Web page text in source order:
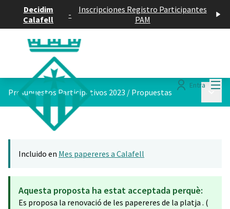
Decidim
Calafell
-
Inscripciones Registro Participantes
PAM
Entra
Presupuestos Participativos 2023 / Propuestas
Incluido en Mes papereres a Calafell
Aquesta proposta ha estat acceptada perquè:
Es proposa la renovació de les papereres de la platja . (